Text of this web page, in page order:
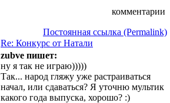
комментарии
Постоянная ссылка (Permalink)
Re: Конкурс от Натали
zubve пишет:
ну я так не играю)))))
Так... народ гляжу уже растраиваться
начал, или сдаваться? Я уточню мультик
какого года выпуска, хорошо? :)